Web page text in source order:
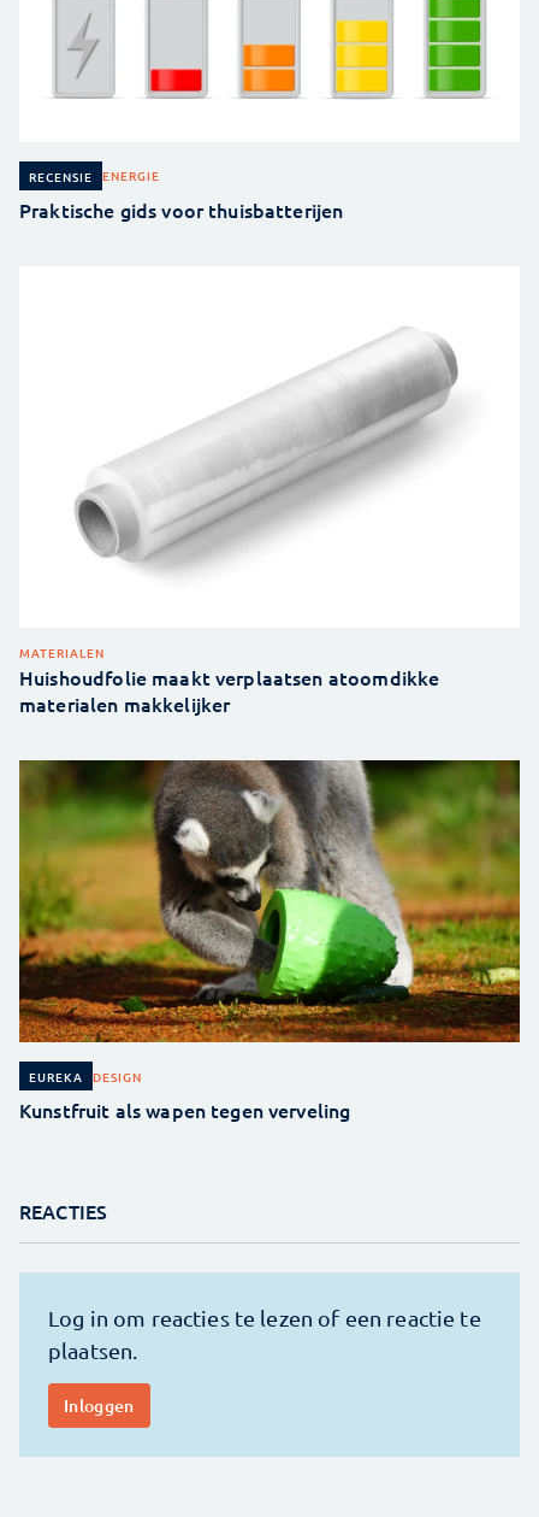
RECENSIE ENERGIE
Praktische gids voor thuisbatterijen
MATERIALEN
Huishoudfolie maakt verplaatsen atoomdikke
materialen makkelijker
EUREKA DESIGN
Kunstfruit als wapen tegen verveling
REACTIES